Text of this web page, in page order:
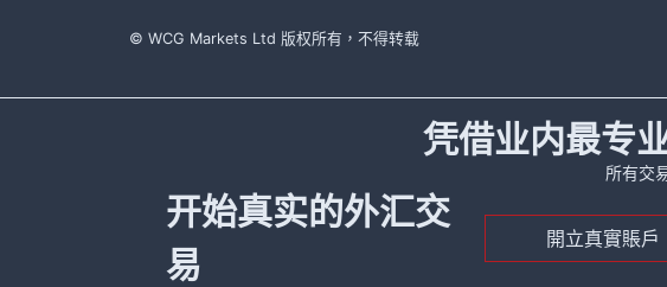
© WCG Markets Ltd 版权所有，不得转载
凭借业内最专
所有交
开始真实的外汇交
易
開立真實賬戶